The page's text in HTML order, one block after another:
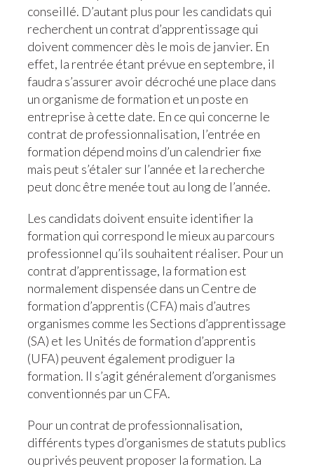
conseillé. D’autant plus pour les candidats qui
recherchent un contrat d’apprentissage qui
doivent commencer dès le mois de janvier. En
effet, la rentrée étant prévue en septembre, il
faudra s’assurer avoir décroché une place dans
un organisme de formation et un poste en
entreprise à cette date. En ce qui concerne le
contrat de professionnalisation, l’entrée en
formation dépend moins d’un calendrier fixe
mais peut s’étaler sur l’année et la recherche
peut donc être menée tout au long de l’année.
Les candidats doivent ensuite identifier la
formation qui correspond le mieux au parcours
professionnel qu’ils souhaitent réaliser. Pour un
contrat d’apprentissage, la formation est
normalement dispensée dans un Centre de
formation d’apprentis (CFA) mais d’autres
organismes comme les Sections d’apprentissage
(SA) et les Unités de formation d’apprentis
(UFA) peuvent également prodiguer la
formation. Il s’agit généralement d’organismes
conventionnés par un CFA.
Pour un contrat de professionnalisation,
différents types d’organismes de statuts publics
ou privés peuvent proposer la formation. La